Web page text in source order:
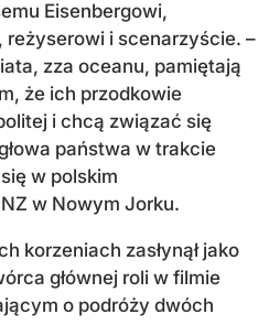
Eisenbergowi,
i scenarzyście. –
zza oceanu, pamiętają
że ich przodkowie
i chcą związać się
państwa w trakcie
w polskim
w Nowym Jorku.
korzeniach zasłynął jako
głównej roli w filmie
o podróży dwóch